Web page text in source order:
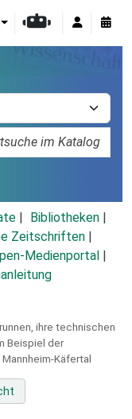
Bibliotheken
Zeitschriften
Medienportal
ihre technischen
Beispiel der
Käfertal